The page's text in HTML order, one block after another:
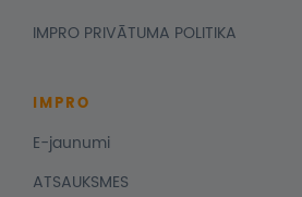
IMPRO PRIVĀTUMA POLITIKA
IMPRO
E-jaunumi
ATSAUKSMES